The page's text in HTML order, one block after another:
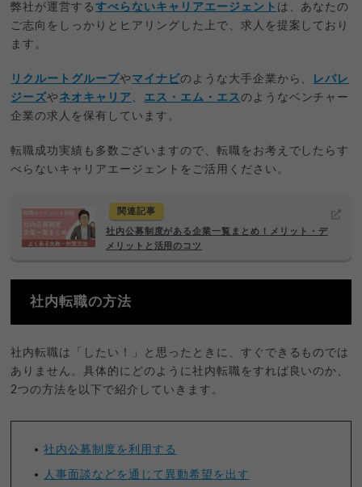
弊社が運営するすべらないキャリアエージェント は、あなたの
ご志向をしっかりとヒアリングした上で、求人を提案しており
ます。
リクルートグループや マイナビのような大手企業から、
レバレ
ジーズや ネオキャリア 、 エス・エム・エスのようなベンチャー
企業の求人を保有しています。
転職成功実績も多数ございますので、転職をお考えでしたらす
べらないキャリアエージェントをご活用ください。
関連記事
社内公募制度がある企業一覧まとめ！メリット・デ
メリットと活用のコツ
社内転職の方法
社内転職は「したい！」と思ったときに、すぐできるものでは
ありません。具体的にどのように社内転職をすれば良いのか、
2つの方法を以下で紹介していきます。
社内公募制度を利用する
人事面談などを通じて異動希望を出す